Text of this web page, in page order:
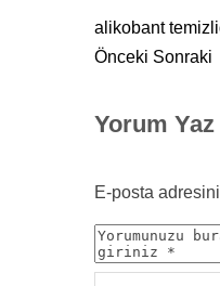
alikobant
Önceki Sonraki
Yorum Yaz
E-posta